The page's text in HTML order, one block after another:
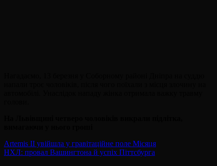
Навігація
записів
Artemis II увійшла у гравітаційне поле Місяця
НХЛ: провал Вашингтона й успіх Піттсбурга